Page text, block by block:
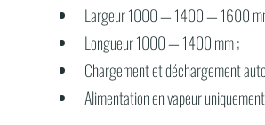
Largeur 1000 — 1400 — 1600
Longueur 1000 — 1400 mm ;
Chargement et déchargement
Alimentation en vapeur